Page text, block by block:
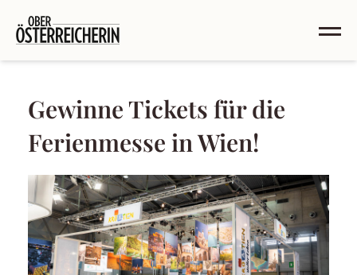
Gewinne Tickets für die
Ferienmesse in Wien!